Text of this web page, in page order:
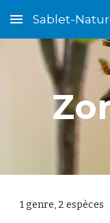
Skip to main content
Sablet-
1 genre, 2 espèces